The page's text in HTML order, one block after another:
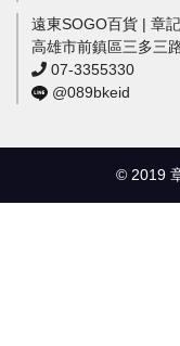
遠東SOGO百貨 | 章
高雄市前鎮區三多三
07-3355330
@089bkeid
© 2019